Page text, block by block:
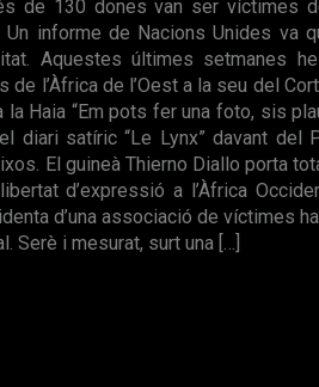
de 130 dones van ser víctimes
informe de Nacions Unides va
Aquestes últimes setmanes
de l’Àfrica de l’Oest a la seu del
la Haia “Em pots fer una foto, sis
diari satíric “Le Lynx” davant del
El guineà Thierno Diallo porta
d’expressió a l’Àfrica
d’una associació de víctimes
Serè i mesurat, surt una […]